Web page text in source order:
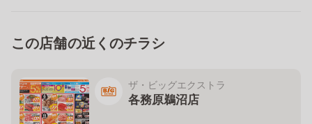
この店舗の近くのチラシ
ザ・ビッグエクストラ
各務原鵜沼店